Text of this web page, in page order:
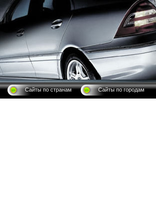
Сайты по странам Сайты по городам